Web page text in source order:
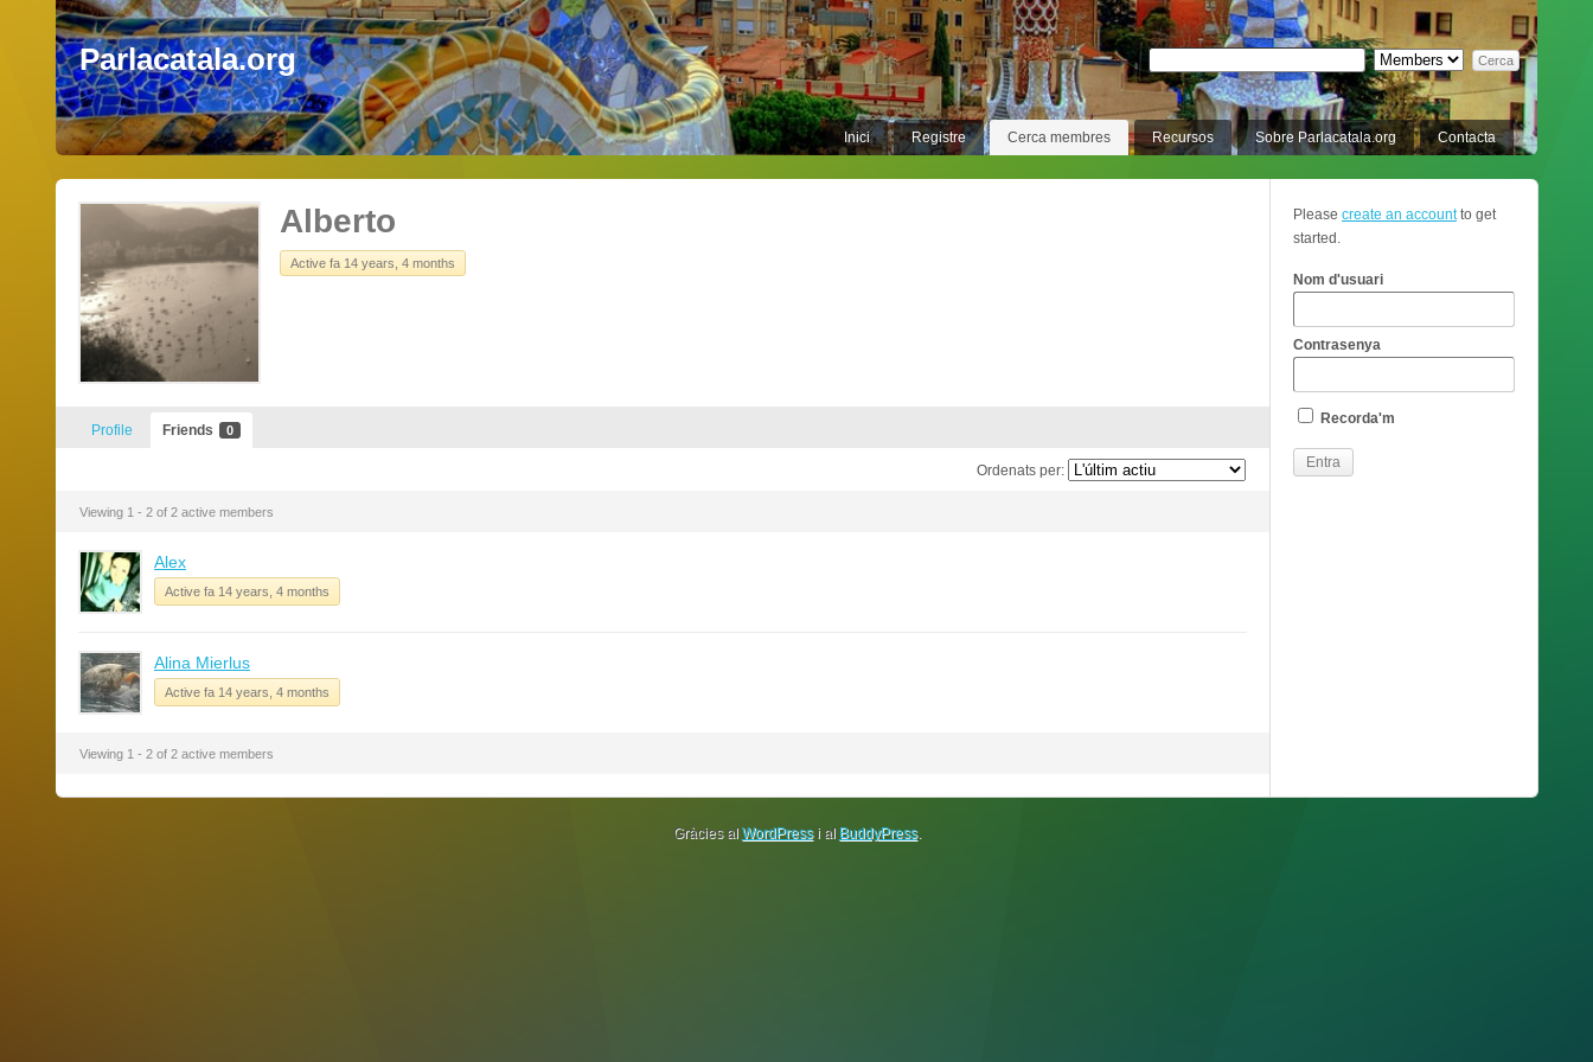
Parlacatala.org
Inici Registre Cerca membres Recursos Sobre Parlacatala.org Contacta
Alberto
Active fa 14 years, 4 months
Profile Friends 0
Ordenats per:
Viewing 1 - 2 of 2 active members
Alex
Active fa 14 years, 4 months
Alina Mierlus
Active fa 14 years, 4 months
Viewing 1 - 2 of 2 active members
Please create an accountto get
started.
Nom d'usuari
Contrasenya
Recorda'm
Gràcies al WordPressi al BuddyPress.